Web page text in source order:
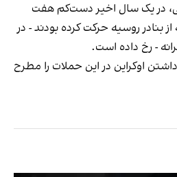
در یک سال اخیر دست‌کم هفت
بنادر روسیه حرکت کرده بودند - در
- رخ داده است.
اوکراین در این حملات را مطرح